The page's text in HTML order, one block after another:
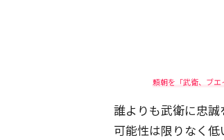
頼朝を「武衛、ブエ
誰よりも武衛に忠
可能性は限りなく低